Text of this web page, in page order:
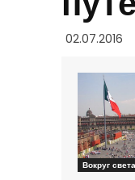
02.07.2016
Вокруг света